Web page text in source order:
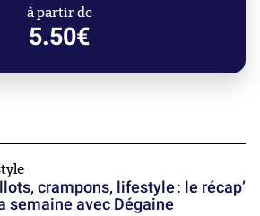
à partir de
5.50€
crampons, lifestyle : le récap’
semaine avec Dégaine